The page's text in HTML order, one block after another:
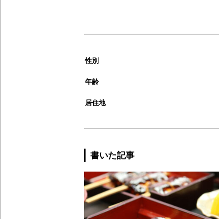
性別
年齢
居住地
書いた記事